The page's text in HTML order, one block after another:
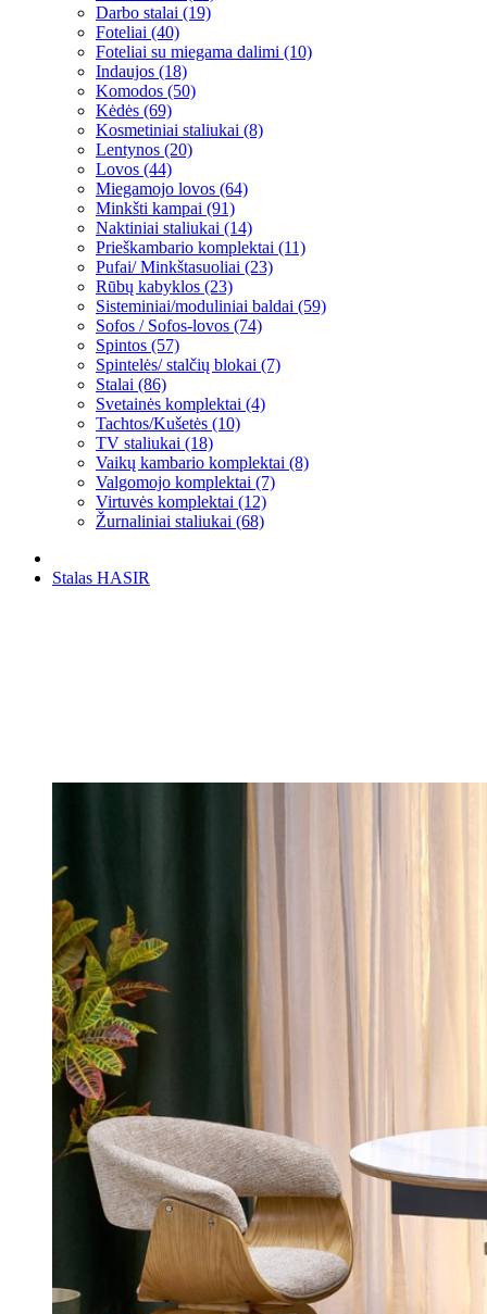
Darbo stalai (19)
Foteliai (40)
Foteliai su miegama dalimi (10)
Indaujos (18)
Komodos (50)
Kėdės (69)
Kosmetiniai staliukai (8)
Lentynos (20)
Lovos (44)
Miegamojo lovos (64)
Minkšti kampai (91)
Naktiniai staliukai (14)
Prieškambario komplektai (11)
Pufai/ Minkštasuoliai (23)
Rūbų kabyklos (23)
Sisteminiai/moduliniai baldai (59)
Sofos / Sofos-lovos (74)
Spintos (57)
Spintelės/ stalčių blokai (7)
Stalai (86)
Svetainės komplektai (4)
Tachtos/Kušetės (10)
TV staliukai (18)
Vaikų kambario komplektai (8)
Valgomojo komplektai (7)
Virtuvės komplektai (12)
Žurnaliniai staliukai (68)
Stalas HASIR